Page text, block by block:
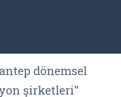
dönemsel
şirketleri"